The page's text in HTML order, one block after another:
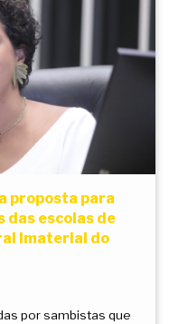
proposta para
das escolas de
Imaterial do
por sambistas que